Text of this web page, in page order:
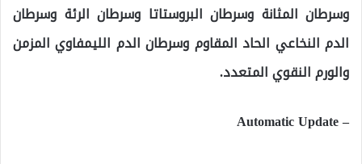
وسرطان المثانة وسرطان البروستاتا وسرطان الرئة وسرطان
الدم النخاعي الحاد المقاوم وسرطان الدم الليمفاوي المزمن
والورم النقوي المتعدد.
– Automatic Update